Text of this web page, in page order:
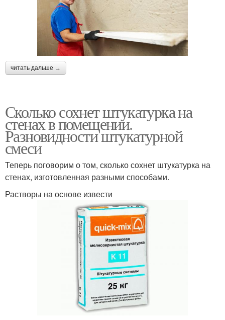
читать дальше →
Сколько сохнет штукатурка на
стенах в помещении.
Разновидности штукатурной
смеси
Теперь поговорим о том, сколько сохнет штукатурка на
стенах, изготовленная разными способами.
Растворы на основе извести